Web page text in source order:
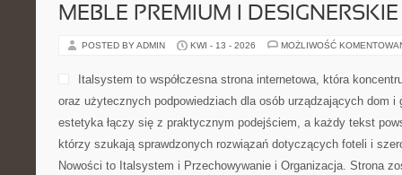
MEBLE PREMIUM I DESIGNERSKIE
POSTED BY ADMIN KWI - 13 - 2026 MOŻLIWOŚĆ
Italsystem to współczesna strona internetowa, która
oraz użytecznych podpowiedziach dla osób urządzających dom i
estetyka łączy się z praktycznym podejściem, a każdy tekst
którzy szukają sprawdzonych rozwiązań dotyczących foteli i
Nowości to Italsystem i Przechowywanie i Organizacja. Strona